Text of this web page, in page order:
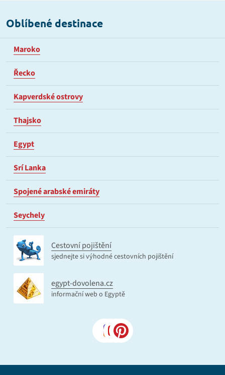
Oblíbené destinace
Maroko
Řecko
Kapverdské ostrovy
Thajsko
Egypt
Srí Lanka
Spojené arabské emiráty
Seychely
Cestovní pojištění
sjednejte si výhodné cestovních pojištění
egypt-dovolena.cz
informační web o Egyptě